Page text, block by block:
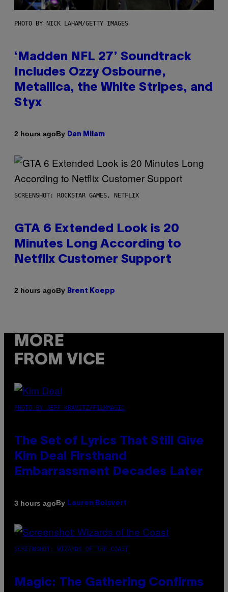
PHOTO BY NICK LAHAM/GETTY IMAGES
‘Madden NFL 27’ Soundtrack
Includes Ozzy Osbourne,
Metallica, the White Stripes, and
Styx
2 hours agoBy Dan Milam
SCREENSHOT: ROCKSTAR GAMES, NETFLIX
GTA 6 Extended Look is 20
Minutes Long According to
Netflix Customer Support
2 hours agoBy Brent Koepp
MORE
FROM VICE
PHOTO BY JEFF KRAVITZ/FILMMAGIC
The Set of Lyrics That Still Give
Kim Deal Firsthand
Embarrassment Decades Later
3 hours agoBy Lauren Boisvert
SCREENSHOT: WIZARDS OF THE COAST
Magic: The Gathering Confirms